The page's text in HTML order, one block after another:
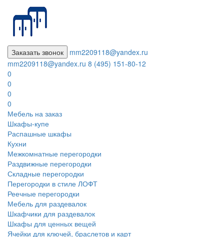
Заказать звонок
mm2209118@yandex.ru
mm2209118@yandex.ru 8 (495) 151-80-12
0
0
0
0
Мебель на заказ
Шкафы-купе
Распашные шкафы
Кухни
Межкомнатные перегородки
Раздвижные перегородки
Складные перегородки
Перегородки в стиле ЛОФТ
Реечные перегородки
Мебель для раздевалок
Шкафчики для раздевалок
Шкафы для ценных вещей
Ячейки для ключей, браслетов и карт